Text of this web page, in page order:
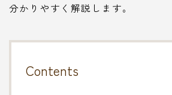
分かりやすく解説します。
Contents